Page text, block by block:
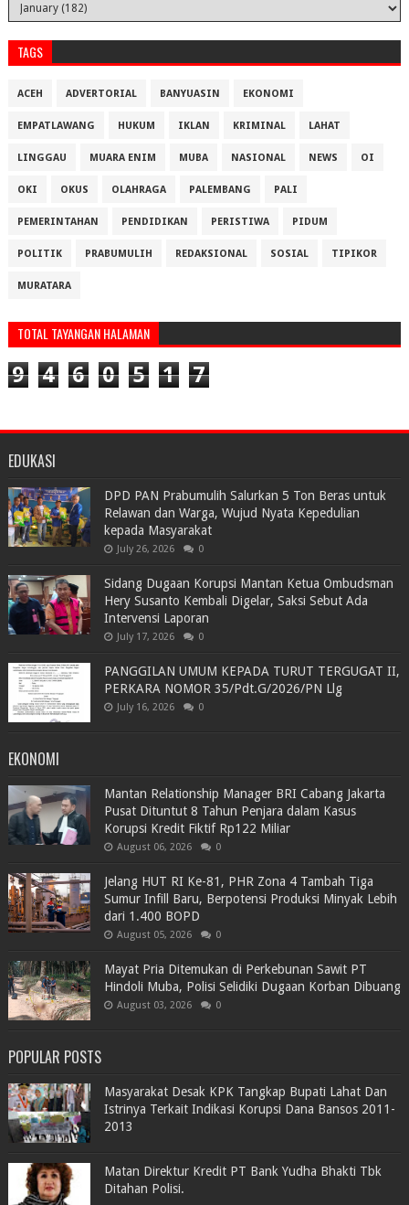
TAGS
ACEH ADVERTORIAL BANYUASIN EKONOMI
EMPATLAWANG HUKUM IKLAN KRIMINAL LAHAT
LINGGAU MUARA ENIM MUBA NASIONAL NEWS OI
OKI OKUS OLAHRAGA PALEMBANG PALI
PEMERINTAHAN PENDIDIKAN PERISTIWA PIDUM
POLITIK PRABUMULIH REDAKSIONAL SOSIAL TIPIKOR
MURATARA
TOTAL TAYANGAN HALAMAN
9 4 6 0 5 1 7
EDUKASI
DPD PAN Prabumulih Salurkan 5 Ton Beras untuk
Relawan dan Warga, Wujud Nyata Kepedulian
kepada Masyarakat
July 26, 2026 0
Sidang Dugaan Korupsi Mantan Ketua Ombudsman
Hery Susanto Kembali Digelar, Saksi Sebut Ada
Intervensi Laporan
July 17, 2026 0
PANGGILAN UMUM KEPADA TURUT TERGUGAT II,
PERKARA NOMOR 35/Pdt.G/2026/PN Llg
July 16, 2026 0
EKONOMI
Mantan Relationship Manager BRI Cabang Jakarta
Pusat Dituntut 8 Tahun Penjara dalam Kasus
Korupsi Kredit Fiktif Rp122 Miliar
August 06, 2026 0
Jelang HUT RI Ke-81, PHR Zona 4 Tambah Tiga
Sumur Infill Baru, Berpotensi Produksi Minyak Lebih
dari 1.400 BOPD
August 05, 2026 0
Mayat Pria Ditemukan di Perkebunan Sawit PT
Hindoli Muba, Polisi Selidiki Dugaan Korban Dibuang
August 03, 2026 0
POPULAR POSTS
Masyarakat Desak KPK Tangkap Bupati Lahat Dan
Istrinya Terkait Indikasi Korupsi Dana Bansos 2011-
2013
Matan Direktur Kredit PT Bank Yudha Bhakti Tbk
Ditahan Polisi.